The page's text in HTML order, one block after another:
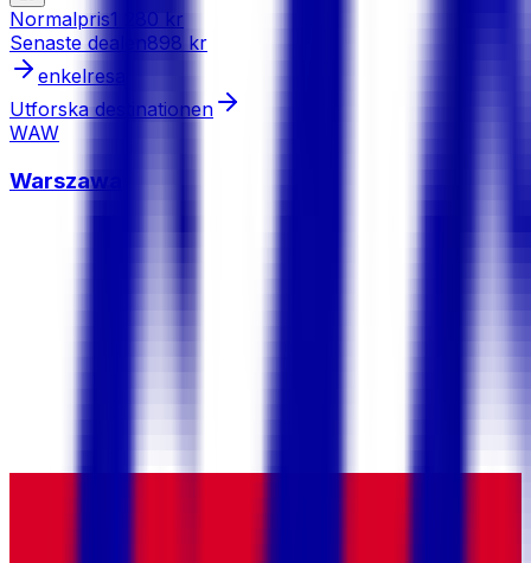
Normalpris1 280 kr
Senaste dealen898 kr
enkelresa
Utforska destinationen
WAW
Warszawa